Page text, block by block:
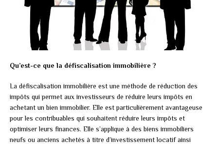
Qu’est-ce que la défiscalisation immobilière ?
La défiscalisation immobilière est une méthode de réduction des
impôts qui permet aux investisseurs de réduire leurs impôts en
achetant un bien immobilier. Elle est particulièrement avantageuse
pour les contribuables qui souhaitent réduire leurs impôts et
optimiser leurs finances. Elle s’applique à des biens immobiliers
neufs ou anciens achetés à titre d’investissement locatif ainsi